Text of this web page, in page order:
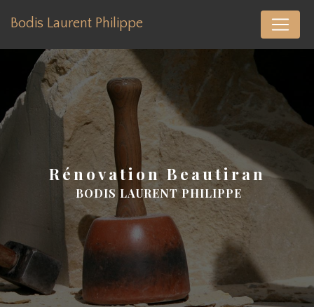
Bodis Laurent Philippe
rénovation Beautiran
BODIS LAURENT PHILIPPE